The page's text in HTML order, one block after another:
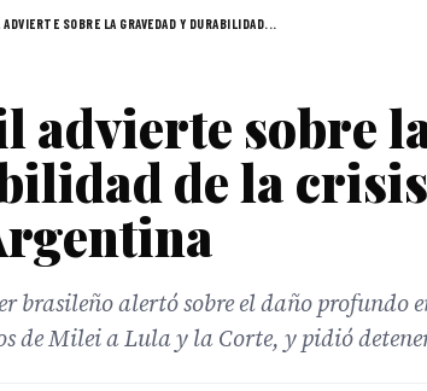
SOBRE LA GRAVEDAD Y DURABILIDAD...
advierte sobre
de la
brasileño alertó sobre el daño profundo
de Milei a Lula y la Corte, y pidió